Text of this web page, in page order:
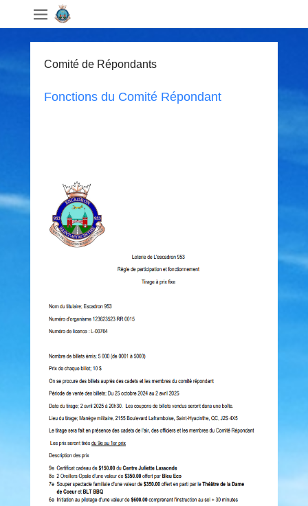
Comité de Répondants
Fonctions du Comité Répondant